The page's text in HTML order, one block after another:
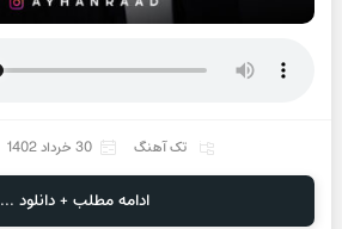
تک آهنگ 30 خرداد 1402
ادامه مطلب + دانلود ...